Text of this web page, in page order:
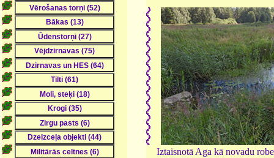
Iztaisnotā Aga kā novadu